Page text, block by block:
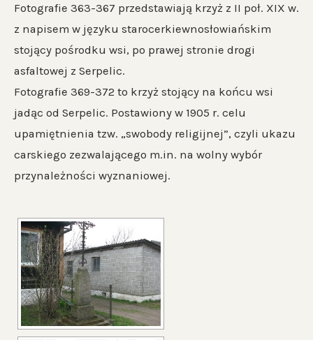
Fotografie 363-367 przedstawiają krzyż z II poł. XIX w.
z napisem w języku starocerkiewnosłowiańskim
stojący pośrodku wsi, po prawej stronie drogi
asfaltowej z Serpelic.
Fotografie 369-372 to krzyż stojący na końcu wsi
jadąc od Serpelic. Postawiony w 1905 r. celu
upamiętnienia tzw. „swobody religijnej”, czyli ukazu
carskiego zezwalającego m.in. na wolny wybór
przynależności wyznaniowej.